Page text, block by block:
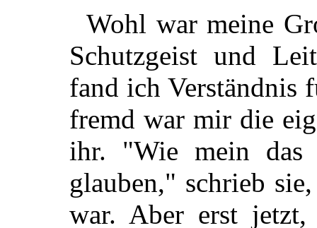
Wohl war meine
Schutzgeist und
fand ich Verständnis
fremd war mir die
ihr. "Wie mein
glauben," schrieb
war. Aber erst